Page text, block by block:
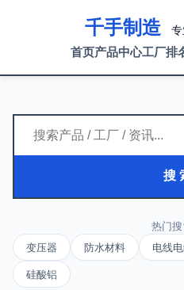
千手制造
首页产品中心工厂排
搜
热门搜
变压器
防水材料 电线
硅酸铝